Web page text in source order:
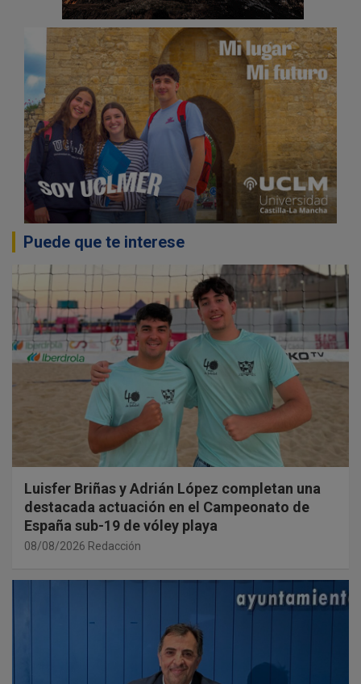
Puede que te interese
Luisfer Briñas y Adrián López completan una
destacada actuación en el Campeonato de
España sub-19 de vóley playa
08/08/2026 Redacción